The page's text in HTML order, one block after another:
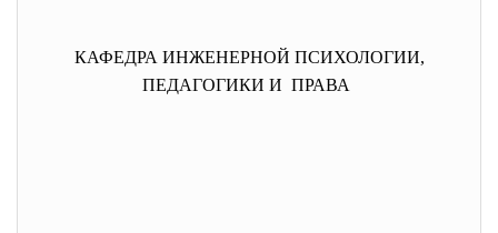
КАФЕДРА ИНЖЕНЕРНОЙ ПСИХОЛОГИИ,
ПЕДАГОГИКИ И ПРАВА